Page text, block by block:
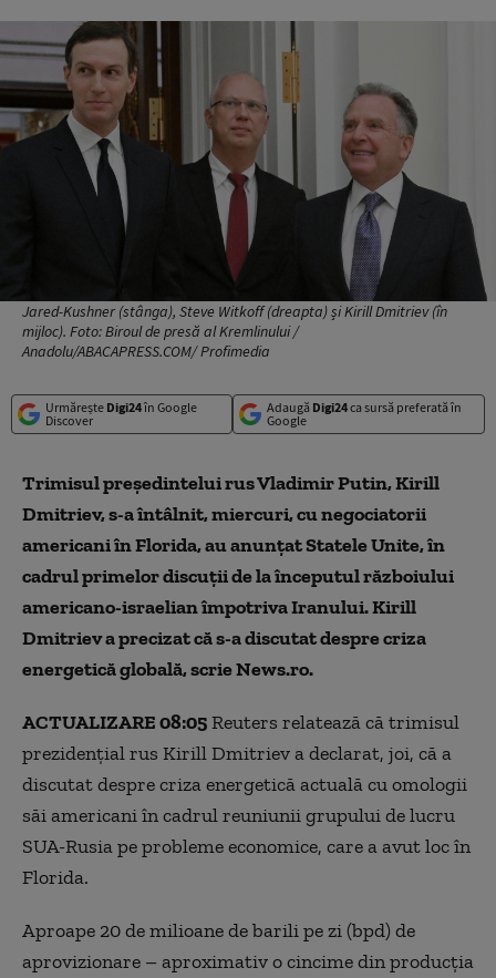
Jared-Kushner (stânga), Steve Witkoff (dreapta) și Kirill Dmitriev (în
mijloc). Foto: Biroul de presă al Kremlinului /
Anadolu/ABACAPRESS.COM/ Profimedia
Urmărește Digi24în Google
Discover
Adaugă Digi24ca sursă preferată în
Google
Trimisul preşedintelui rus Vladimir Putin, Kirill
Dmitriev, s-a întâlnit, miercuri, cu negociatorii
americani în Florida, au anunţat Statele Unite, în
cadrul primelor discuţii de la începutul războiului
americano-israelian împotriva Iranului. Kirill
Dmitriev a precizat că s-a discutat despre criza
energetică globală, scrie News.ro.
ACTUALIZARE 08:05Reuters relatează că trimisul
prezidenţial rus Kirill Dmitriev a declarat, joi, că a
discutat despre criza energetică actuală cu omologii
săi americani în cadrul reuniunii grupului de lucru
SUA-Rusia pe probleme economice, care a avut loc în
Florida.
Aproape 20 de milioane de barili pe zi (bpd) de
aprovizionare – aproximativ o cincime din producţia